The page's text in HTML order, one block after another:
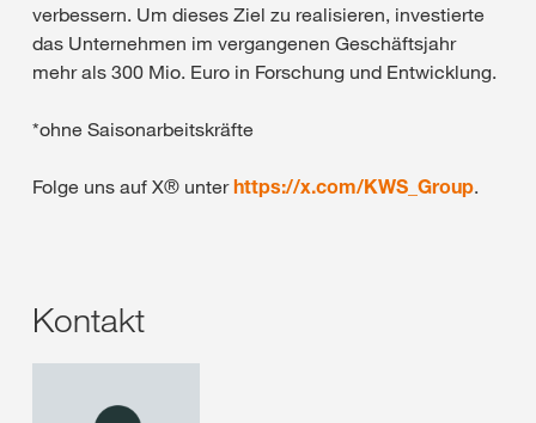
verbessern. Um dieses Ziel zu realisieren, investierte
das Unternehmen im vergangenen Geschäftsjahr
mehr als 300 Mio. Euro in Forschung und Entwicklung.
*ohne Saisonarbeitskräfte
Folge uns auf X® unterhttps://x.com/KWS_Group.
Kontakt